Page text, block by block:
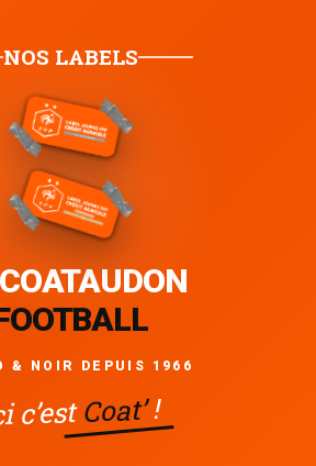
NOS LABELS
& NOIR DEPUIS 1966
c’estCoat’!